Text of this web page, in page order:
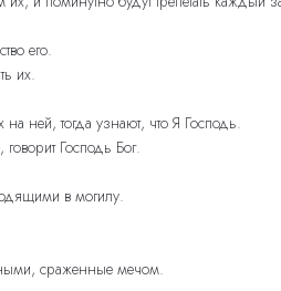
его.
их.
ней, тогда узнают, что Я Господь.
Господь Бог.
в могилу.
сраженные мечом.